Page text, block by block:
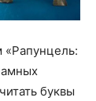
«Рапунцель:
буквы